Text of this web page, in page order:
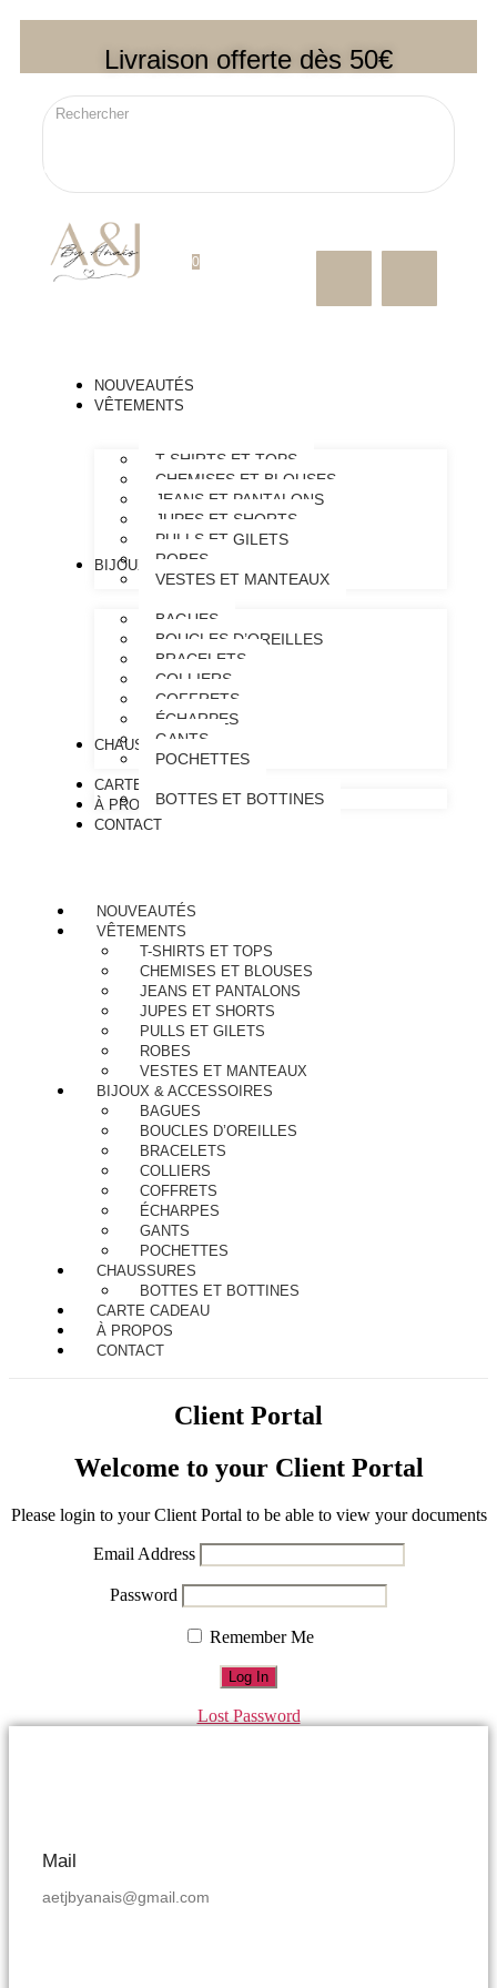
Livraison offerte dès 50€
0
NOUVEAUTÉS
VÊTEMENTS
T-SHIRTS ET TOPS
CHEMISES ET BLOUSES
JEANS ET PANTALONS
JUPES ET SHORTS
PULLS ET GILETS
ROBES
VESTES ET MANTEAUX
BIJOUX & ACCESSOIRES
BAGUES
BOUCLES D’OREILLES
BRACELETS
COLLIERS
COFFRETS
ÉCHARPES
GANTS
POCHETTES
CHAUSSURES
BOTTES ET BOTTINES
CARTE CADEAU
À PROPOS
CONTACT
NOUVEAUTÉS
VÊTEMENTS
T-SHIRTS ET TOPS
CHEMISES ET BLOUSES
JEANS ET PANTALONS
JUPES ET SHORTS
PULLS ET GILETS
ROBES
VESTES ET MANTEAUX
BIJOUX & ACCESSOIRES
BAGUES
BOUCLES D’OREILLES
BRACELETS
COLLIERS
COFFRETS
ÉCHARPES
GANTS
POCHETTES
CHAUSSURES
BOTTES ET BOTTINES
CARTE CADEAU
À PROPOS
CONTACT
Client Portal
Welcome to your Client Portal
Please login to your Client Portal to be able to view your documents
Email Address
Password
Remember Me
Lost Password
Mail
aetjbyanais@gmail.com